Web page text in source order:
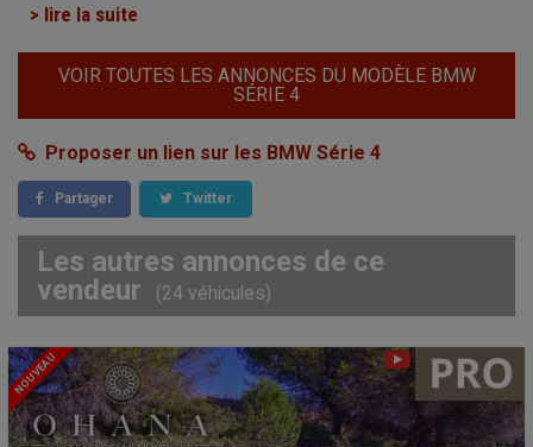
> lire la suite
VOIR TOUTES LES ANNONCES DU MODÈLE BMW
SÉRIE 4
Proposer un lien sur les BMW Série 4
Partager Twitter
Les autres annonces de ce
vendeur
(24 véhicules)
NOUVEAU